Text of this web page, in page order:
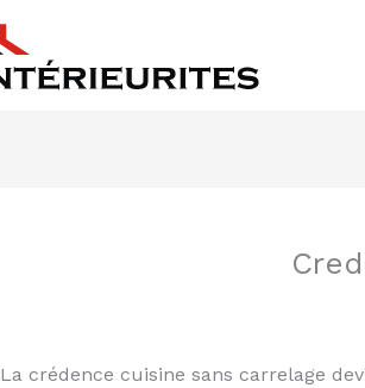
La crédence cuisine sans carrelage